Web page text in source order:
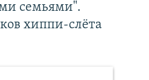
семьями".
хиппи-слёта